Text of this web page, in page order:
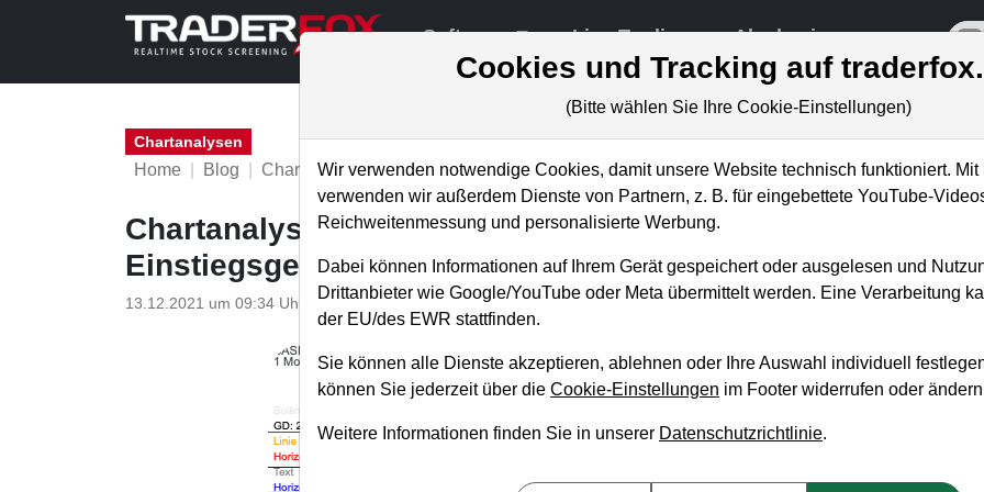
Software Live-Trading Akademie
Chartanalysen
Home Blog Chartanalysen
Chartanalyse BASF: Big-Picture Turnaround eingeleitet –
Einstiegsgelegenheit dank Pullback?
13.12.2021 um 09:34 Uhr P. Uhlschmied
Cookies und Tracking auf
(Bitte wählen Sie Ihre Cookie-Einstellungen)
Wir verwenden notwendige Cookies, damit unsere Website technisch funktioniert.
verwenden wir außerdem Dienste von Partnern, z. B. für eingebettete YouTube-
Reichweitenmessung und personalisierte Werbung.
Dabei können Informationen auf Ihrem Gerät gespeichert oder ausgelesen und
Drittanbieter wie Google/YouTube oder Meta übermittelt werden. Eine Verarbeitung
der EU/des EWR stattfinden.
Sie können alle Dienste akzeptieren, ablehnen oder Ihre Auswahl individuell
können Sie jederzeit über die Cookie-Einstellungen im Footer widerrufen oder
Weitere Informationen finden Sie in unserer Datenschutzrichtlinie.